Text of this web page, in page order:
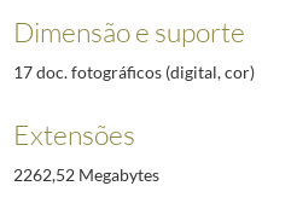
Dimensão e suporte
17 doc. fotográficos (digital, cor)
Extensões
2262,52 Megabytes